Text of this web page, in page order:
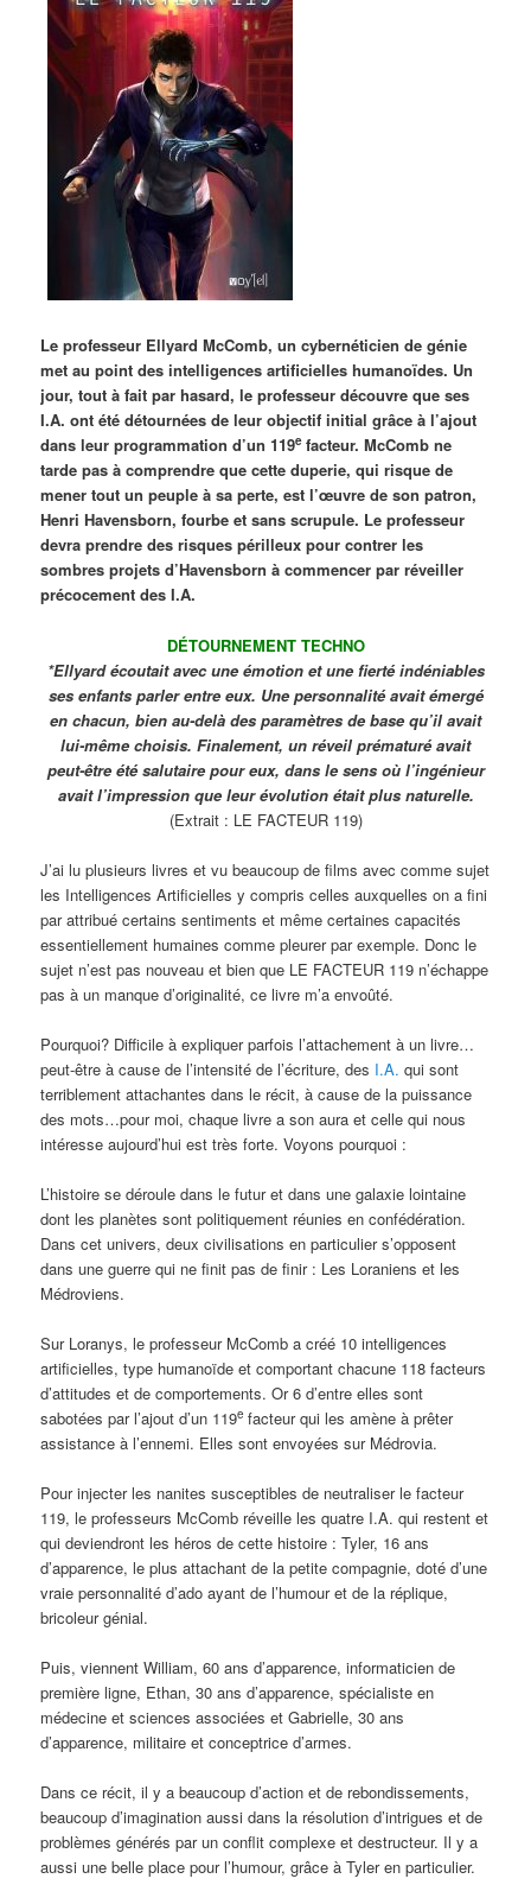
Le professeur Ellyard McComb, un cybernéticien de génie
met au point des intelligences artificielles humanoïdes. Un
jour, tout à fait par hasard, le professeur découvre que ses
I.A. ont été détournées de leur objectif initial grâce à l’ajout
dans leur programmation d’un 119efacteur. McComb ne
tarde pas à comprendre que cette duperie, qui risque de
mener tout un peuple à sa perte, est l’œuvre de son patron,
Henri Havensborn, fourbe et sans scrupule. Le professeur
devra prendre des risques périlleux pour contrer les
sombres projets d’Havensborn à commencer par réveiller
précocement des I.A.
DÉTOURNEMENT TECHNO
*Ellyard écoutait avec une émotion et une fierté indéniables
ses enfants parler entre eux. Une personnalité avait émergé
en chacun, bien au-delà des paramètres de base qu’il avait
lui-même choisis. Finalement, un réveil prématuré avait
peut-être été salutaire pour eux, dans le sens où l’ingénieur
avait l’impression que leur évolution était plus naturelle.
(Extrait : LE FACTEUR 119)
J’ai lu plusieurs livres et vu beaucoup de films avec comme sujet
les Intelligences Artificielles y compris celles auxquelles on a fini
par attribué certains sentiments et même certaines capacités
essentiellement humaines comme pleurer par exemple. Donc le
sujet n’est pas nouveau et bien que LE FACTEUR 119 n’échappe
pas à un manque d’originalité, ce livre m’a envoûté.
Pourquoi? Difficile à expliquer parfois l’attachement à un livre…
peut-être à cause de l’intensité de l’écriture, des I.A. qui sont
terriblement attachantes dans le récit, à cause de la puissance
des mots…pour moi, chaque livre a son aura et celle qui nous
intéresse aujourd’hui est très forte. Voyons pourquoi :
L’histoire se déroule dans le futur et dans une galaxie lointaine
dont les planètes sont politiquement réunies en confédération.
Dans cet univers, deux civilisations en particulier s’opposent
dans une guerre qui ne finit pas de finir : Les Loraniens et les
Médroviens.
Sur Loranys, le professeur McComb a créé 10 intelligences
artificielles, type humanoïde et comportant chacune 118 facteurs
d’attitudes et de comportements. Or 6 d’entre elles sont
sabotées par l’ajout d’un 119efacteur qui les amène à prêter
assistance à l’ennemi. Elles sont envoyées sur Médrovia.
Pour injecter les nanites susceptibles de neutraliser le facteur
119, le professeurs McComb réveille les quatre I.A. qui restent et
qui deviendront les héros de cette histoire : Tyler, 16 ans
d’apparence, le plus attachant de la petite compagnie, doté d’une
vraie personnalité d’ado ayant de l’humour et de la réplique,
bricoleur génial.
Puis, viennent William, 60 ans d’apparence, informaticien de
première ligne, Ethan, 30 ans d’apparence, spécialiste en
médecine et sciences associées et Gabrielle, 30 ans
d’apparence, militaire et conceptrice d’armes.
Dans ce récit, il y a beaucoup d’action et de rebondissements,
beaucoup d’imagination aussi dans la résolution d’intrigues et de
problèmes générés par un conflit complexe et destructeur. Il y a
aussi une belle place pour l’humour, grâce à Tyler en particulier.